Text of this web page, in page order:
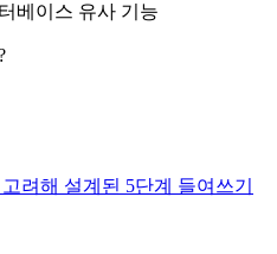
베이스 유사 기능
려해 설계된 5단계 들여쓰기